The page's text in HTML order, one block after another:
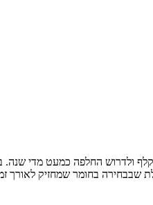
שבבחירה בחומר שמחזיק לאורך